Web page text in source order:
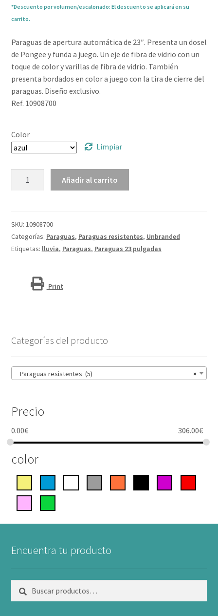
*Descuento por volumen/escalonado: El descuento se aplicará en su
carrito.
Paraguas de apertura automática de 23″. Presenta un dosel
de Pongee y funda a juego. Un eje de fibra de vidrio con un
toque de color y varillas de fibra de vidrio. También
presenta bordados en color a juego con la tira de cierre del
paraguas. Diseño exclusivo.
Ref. 10908700
Color
Limpiar
viento
de
23"
Añadir al carrito
SKU: 10908700
Categorías: Paraguas, Paraguas resistentes, Unbranded
Etiquetas: lluvia, Paraguas, Paraguas 23 pulgadas
Print
Categorías del producto
×
Paraguas resistentes (5)
Precio
0.00€ 306.00€
color
Encuentra tu producto
por: